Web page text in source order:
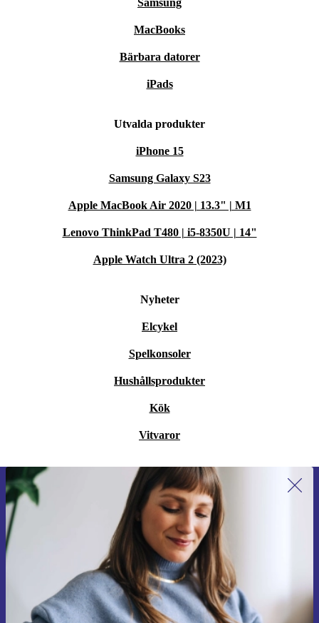
Samsung
MacBooks
Bärbara datorer
iPads
Utvalda produkter
iPhone 15
Samsung Galaxy S23
Apple MacBook Air 2020 | 13.3" | M1
Lenovo ThinkPad T480 | i5-8350U | 14"
Apple Watch Ultra 2 (2023)
Nyheter
Elcykel
Spelkonsoler
Hushållsprodukter
Kök
Vitvaror
Anmäl dig till vårt nyhetsbrev för
första gången och spara 200 kr!
Missa aldrig ett erbjudande igen.
Begär kupong